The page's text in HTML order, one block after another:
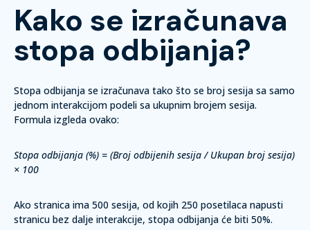
Kako se izračunava
stopa odbijanja?
Stopa odbijanja se izračunava tako što se broj sesija sa samo
jednom interakcijom podeli sa ukupnim brojem sesija.
Formula izgleda ovako:
Stopa odbijanja (%) = (Broj odbijenih sesija / Ukupan broj sesija)
× 100
Ako stranica ima 500 sesija, od kojih 250 posetilaca napusti
stranicu bez dalje interakcije, stopa odbijanja će biti 50%.